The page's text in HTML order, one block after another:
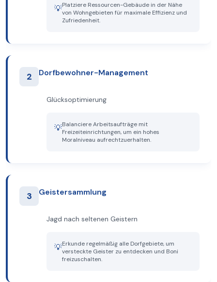
💡Platziere Ressourcen-Gebäude in der Nähe
von Wohngebieten für maximale Effizienz und
Zufriedenheit.
2 Dorfbewohner-Management
Glücksoptimierung
💡Balanciere Arbeitsaufträge mit
Freizeiteinrichtungen, um ein hohes
Moralniveau aufrechtzuerhalten.
3 Geistersammlung
Jagd nach seltenen Geistern
💡Erkunde regelmäßig alle Dorfgebiete, um
versteckte Geister zu entdecken und Boni
freizuschalten.